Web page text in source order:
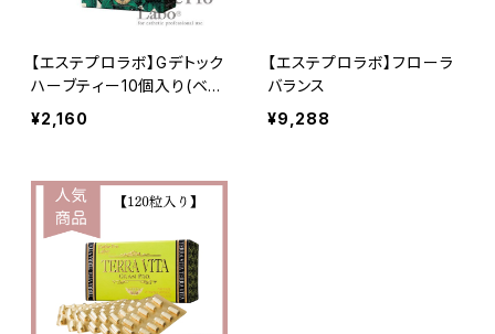
【エステプロラボ】Gデトック
ハーブティー10個入り(ベリ
ー味) 排便効果◎
¥2,160
【エステプロラボ】フローラ
バランス
¥9,288